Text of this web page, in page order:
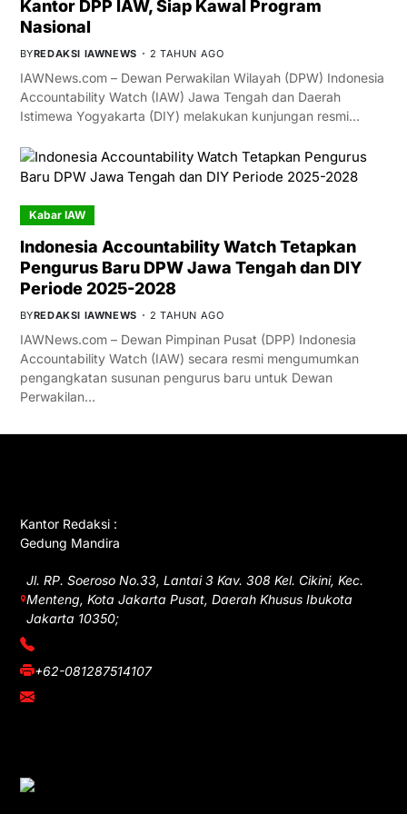
Kantor DPP IAW, Siap Kawal Program
Nasional
BYREDAKSI IAWNEWS 2 TAHUN AGO
IAWNews.com – Dewan Perwakilan Wilayah (DPW) Indonesia
Accountability Watch (IAW) Jawa Tengah dan Daerah
Istimewa Yogyakarta (DIY) melakukan kunjungan resmi…
Kabar IAW
Indonesia Accountability Watch Tetapkan
Pengurus Baru DPW Jawa Tengah dan DIY
Periode 2025-2028
BYREDAKSI IAWNEWS 2 TAHUN AGO
IAWNews.com – Dewan Pimpinan Pusat (DPP) Indonesia
Accountability Watch (IAW) secara resmi mengumumkan
pengangkatan susunan pengurus baru untuk Dewan
Perwakilan…
Kantor Redaksi :
Gedung Mandira
Jl. RP. Soeroso No.33, Lantai 3 Kav. 308 Kel. Cikini, Kec.
Menteng, Kota Jakarta Pusat, Daerah Khusus Ibukota
Jakarta 10350;
(021) 3908026
+62-081287514107
adm@iawnews.com